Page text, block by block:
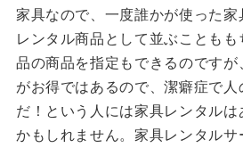
家具なので、一度誰かが使った
レンタル商品として並ぶことも
品の商品を指定もできるのです
がお得ではあるので、潔癖症で
だ！という人には家具レンタル
かもしれません。家具レンタルサ